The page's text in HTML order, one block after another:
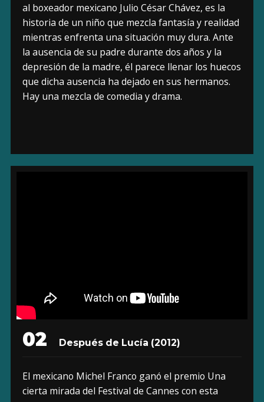
al boxeador mexicano Julio César Chávez, es la
historia de un niño que mezcla fantasía y realidad
mientras enfrenta una situación muy dura. Ante
la ausencia de su padre durante dos años y la
depresión de la madre, él parece llenar los huecos
que dicha ausencia ha dejado en sus hermanos.
Hay una mezcla de comedia y drama.
02 Después de Lucía (2012)
El mexicano Michel Franco ganó el premio Una
cierta mirada del Festival de Cannes con esta